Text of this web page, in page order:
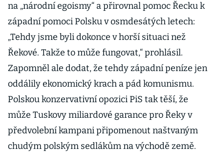
na „národní egoismy“ a přirovnal pomoc Řecku k
západní pomoci Polsku v osmdesátých letech:
„Tehdy jsme byli dokonce v horší situaci než
Řekové. Takže to může fungovat,“ prohlásil.
Zapomněl ale dodat, že tehdy západní peníze jen
oddálily ekonomický krach a pád komunismu.
Polskou konzervativní opozici PiS tak těší, že
může Tuskovy miliardové garance pro Řeky v
předvolební kampani připomenout naštvaným
chudým polským sedlákům na východě země.